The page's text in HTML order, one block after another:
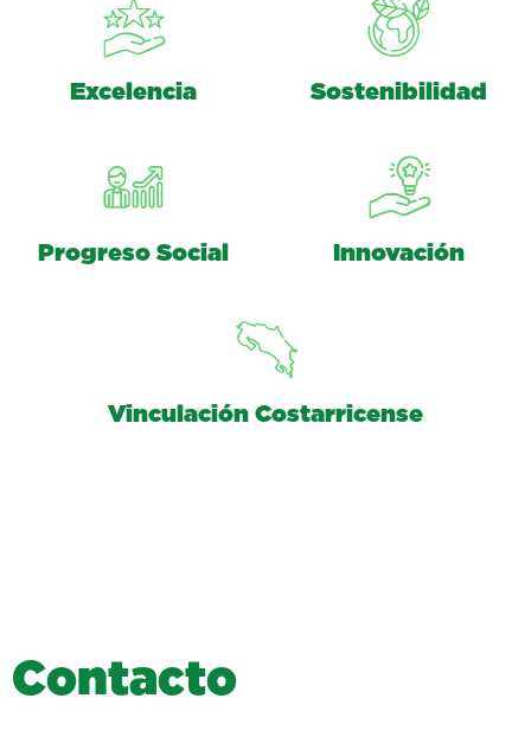
Excelencia Sostenibilidad
Progreso Social Innovación
Vinculación Costarricense
Contacto